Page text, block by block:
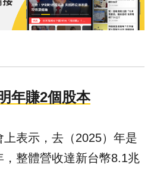
年賺2個股本
表示，去（2025）年是
整體營收達新台幣8.1兆